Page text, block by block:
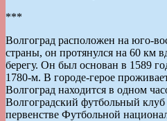
***
Волгоград расположен на юго-
страны, он протянулся на 60 км
берегу. Он был основан в 1589
1780-м. В городе-герое
Волгоград находится в одном
Волгоградский футбольный клуб
первенстве Футбольной